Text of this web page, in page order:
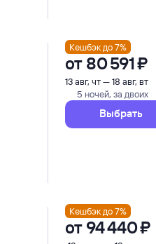
Кешбэк до 7%
от 80 ⁠591 ⁠₽
13 авг, чт — 18 авг, вт
5 ночей, за двоих
Выбрать
Кешбэк до 7%
от 94 ⁠440 ⁠₽